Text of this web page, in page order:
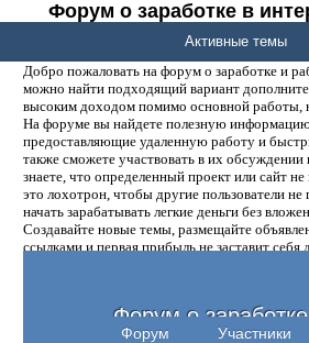
Форум о заработке в
денег.
Добро пожаловать на форум о заработке и
можно найти подходящий вариант
высоким доходом помимо основной работы,
На форуме вы найдете полезную
предоставляющие удаленную работу и
также сможете участвовать в их
знаете, что определенный проект или сайт
это лохотрон, чтобы другие пользователи
начать зарабатывать легкие деньги без
Создавайте новые темы, размещайте
ссылками и первая прибыль не заставит себя
Форум о
Форум Участники
Активные темы